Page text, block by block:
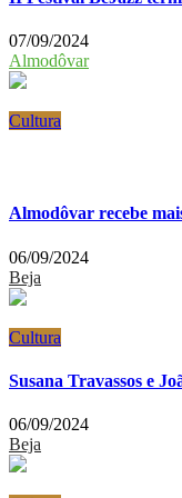
07/09/2024
Almodôvar
Cultura
Almodôvar recebe
06/09/2024
Beja
Cultura
Susana Travassos e
06/09/2024
Beja